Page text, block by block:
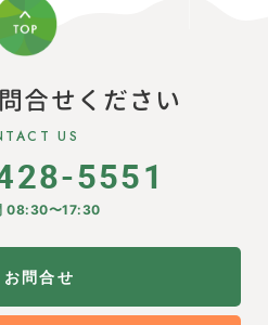
合せください
US
5551
08:30〜17:30
お問合せ